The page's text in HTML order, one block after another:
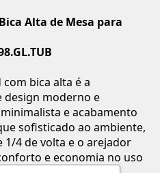
Alta de Mesa para
com bica alta é a
moderno e
e acabamento
sofisticado ao ambiente,
4 de volta e o arejador
e economia no uso